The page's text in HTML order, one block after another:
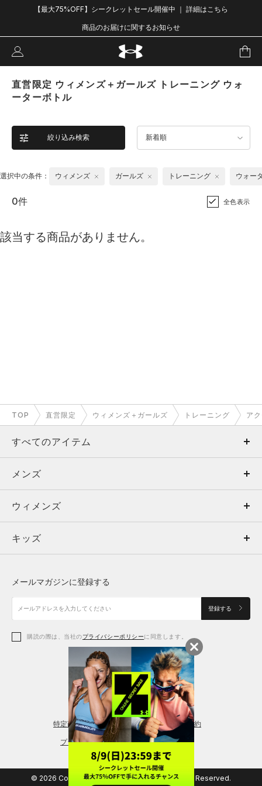
【最大75%OFF】シークレットセール開催中 ｜ 詳細はこちら
商品のお届けに関するお知らせ
直営限定 ウィメンズ＋ガールズ トレーニング ウォ
ーターボトル
絞り込み検索 新着順
選択中の条件： ウィメンズ ガールズ トレーニング ウォー
0件 全色表示
該当する商品がありません。
TOP 直営限定 ウィメンズ＋ガールズ トレーニング ア
すべてのアイテム
メンズ
ウィメンズ
キッズ
アクセサリー
メンズ
トップス
ボトムス
アクセサリー
ウィメンズ
トップス
シューズ
アクセサリー
レギンス＆タイツ
キッズ
シューズ
メールマガジンに登録する
登録する
購読の際は、当社のプライバシーポリシーに同意します。
特定商取引法に基づく通販の表記 会員規約
プライバシーポリシー
© 2026 Copyright DOME Corporation. All Rights Reserved.